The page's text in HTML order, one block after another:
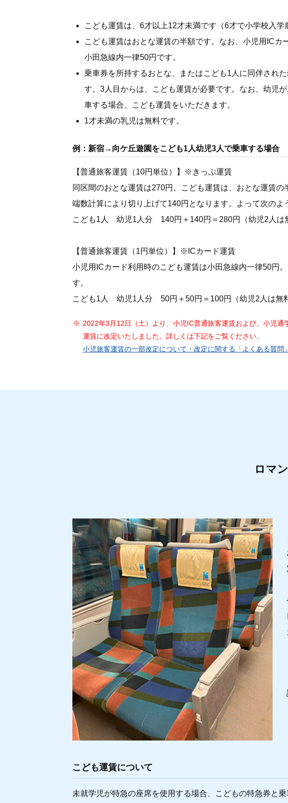
こども運賃は、6才以上12才未満です（6才で小学校入学
こども運賃はおとな運賃の半額です。なお、小児用ICカ
小田急線内一律50円です。
乗車券を所持するおとな、またはこども1人に同伴され
す。3人目からは、こども運賃が必要です。なお、幼児
車する場合、こども運賃をいただきます。
1才未満の乳児は無料です。
例：新宿→向ケ丘遊園をこども1人幼児3人で乗車する場合
【普通旅客運賃（10円単位）】※きっぷ運賃
同区間のおとな運賃は270円。こども運賃は、おとな運賃の
端数計算により切り上げて140円となります。よって次のよ
こども1人 幼児1人分 140円＋140円＝280円（幼児2人は
【普通旅客運賃（1円単位）】※ICカード運賃
小児用ICカード利用時のこども運賃は小田急線内一律50円
す。
こども1人 幼児1人分 50円＋50円＝100円（幼児2人は無
2022年3月12日（土）より、小児IC普通旅客運賃および、小児通
運賃に改定いたしました。詳しくは下記をご覧ください。
小児旅客運賃の一部改定について・改定に関する「よくある質問」
ロマ
こども運賃について
未就学児が特急の座席を使用する場合、こどもの特急券と乗